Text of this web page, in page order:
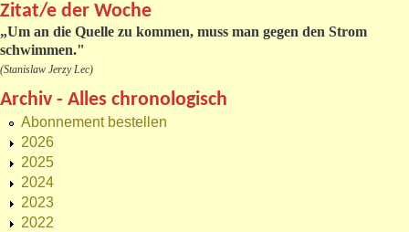
Zitat/e der Woche
„Um an die Quelle zu kommen, muss man gegen den Strom
schwimmen."
(Stanislaw Jerzy Lec)
Archiv - Alles chronologisch
Abonnement bestellen
2026
2025
2024
2023
2022